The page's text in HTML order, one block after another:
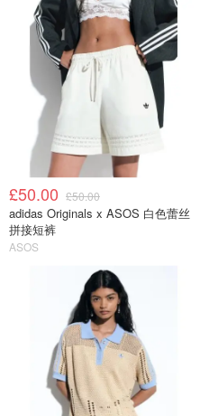
£50.00 £50.00
adidas Originals x ASOS 白色蕾丝
拼接短裤
ASOS